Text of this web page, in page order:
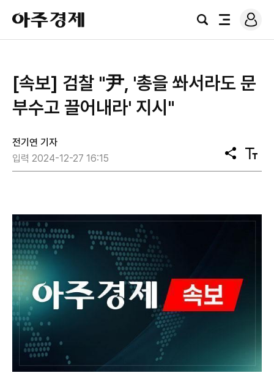
아
주
경
검
전
로
그
[속보] 검찰 "尹, '총을 쏴서라도 문
부수고 끌어내라' 지시"
전기연 기자
입력 2024-12-27 16:15
공
유
텍
스